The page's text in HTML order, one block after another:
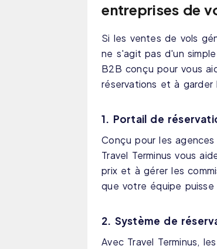
entreprises de
Si les ventes de vols
ne s'agit pas d'un
B2B conçu pour vous
réservations et à
1. Portail de
Conçu pour les
Travel Terminus vous
prix et à gérer les
que votre équipe
2. Système de
Avec Travel Terminus,